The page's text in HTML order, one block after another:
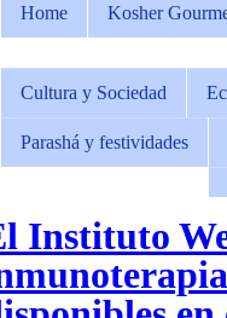
Home
Kosher
Cultura y Sociedad
Parashá y festividades
Instituto